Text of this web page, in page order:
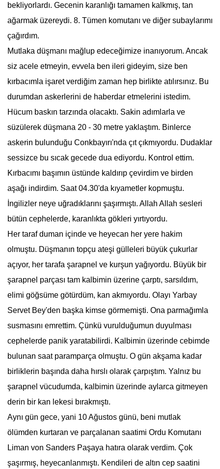
bekliyorlardı. Gecenin karanlığı tamamen kalkmış, tan
ağarmak üzereydi. 8. Tümen komutanı ve diğer subaylarımı
çağırdım.
Mutlaka düşmanı mağlup edeceğimize inanıyorum. Ancak
siz acele etmeyin, evvela ben ileri gideyim, size ben
kırbacımla işaret verdiğim zaman hep birlikte atılırsınız. Bu
durumdan askerlerini de haberdar etmelerini istedim.
Hücum baskın tarzında olacaktı. Sakin adımlarla ve
süzülerek düşmana 20 - 30 metre yaklaştım. Binlerce
askerin bulunduğu Conkbayırı'nda çıt çıkmıyordu. Dudaklar
sessizce bu sıcak gecede dua ediyordu. Kontrol ettim.
Kırbacımı başımın üstünde kaldırıp çevirdim ve birden
aşağı indirdim. Saat 04.30'da kıyametler kopmuştu.
İngilizler neye uğradıklarını şaşırmıştı. Allah Allah sesleri
bütün cephelerde, karanlıkta gökleri yırtıyordu.
Her taraf duman içinde ve heyecan her yere hakim
olmuştu. Düşmanın topçu ateşi gülleleri büyük çukurlar
açıyor, her tarafa şarapnel ve kurşun yağıyordu. Büyük bir
şarapnel parçası tam kalbimin üzerine çarptı, sarsıldım,
elimi göğsüme götürdüm, kan akmıyordu. Olayı Yarbay
Servet Bey'den başka kimse görmemişti. Ona parmağımla
susmasını emrettim. Çünkü vurulduğumun duyulması
cephelerde panik yaratabilirdi. Kalbimin üzerinde cebimde
bulunan saat paramparça olmuştu. O gün akşama kadar
birliklerin başında daha hırslı olarak çarpıştım. Yalnız bu
şarapnel vücudumda, kalbimin üzerinde aylarca gitmeyen
derin bir kan lekesi bırakmıştı.
Aynı gün gece, yani 10 Ağustos günü, beni mutlak
ölümden kurtaran ve parçalanan saatimi Ordu Komutanı
Liman von Sanders Paşaya hatıra olarak verdim. Çok
şaşırmış, heyecanlanmıştı. Kendileri de altın cep saatini